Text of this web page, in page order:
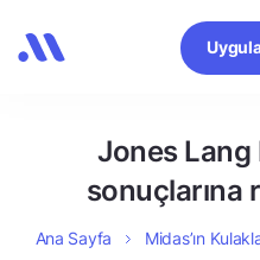
Jones Lang
sonuçlarına
Ana Sayfa Midas’ın